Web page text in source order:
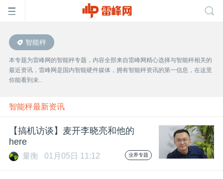
首
页
雷
峰
智能秤
本专题为雷峰网的智能秤专题，内容全部来自雷峰网精心选择与智能秤相关的
最近资讯，雷峰网是国内智能硬件媒体，拥有智能秤资讯的第一信息，在这里
你能看到未..
智能秤最新资讯
【搞机访谈】麦开李晓亮和他的
here
量衡 01月05日 11:12 业界专题